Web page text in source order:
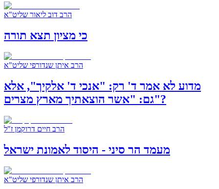
הרב דוב ליאור שליט"א
כי מציון תצא תורה
הרב איתן שנדורפי שליט"א
מדוע לא אמר ד' רק: "אנכי ד' אלקיך", אלא
גם: "אשר הוצאתיך מארץ מצרים"?
הרב חיים דרוקמן ז"ל
מעמד הר סיני - היסוד לאמונת ישראל
הרב איתן שנדורפי שליט"א